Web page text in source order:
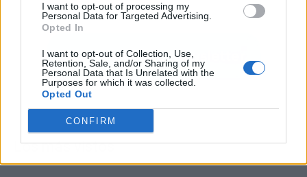
I want to opt-out of processing my
Personal Data for Targeted Advertising.
Opted In
I want to opt-out of Collection, Use,
Retention, Sale, and/or Sharing of my
Personal Data that Is Unrelated with the
Purposes for which it was collected.
Opted Out
CONFIRM
Los más vistos